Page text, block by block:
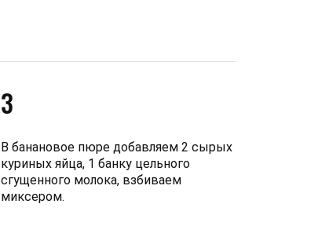
3
В банановое пюре добавляем 2 сырых
куриных яйца, 1 банку цельного
сгущенного молока, взбиваем
миксером.